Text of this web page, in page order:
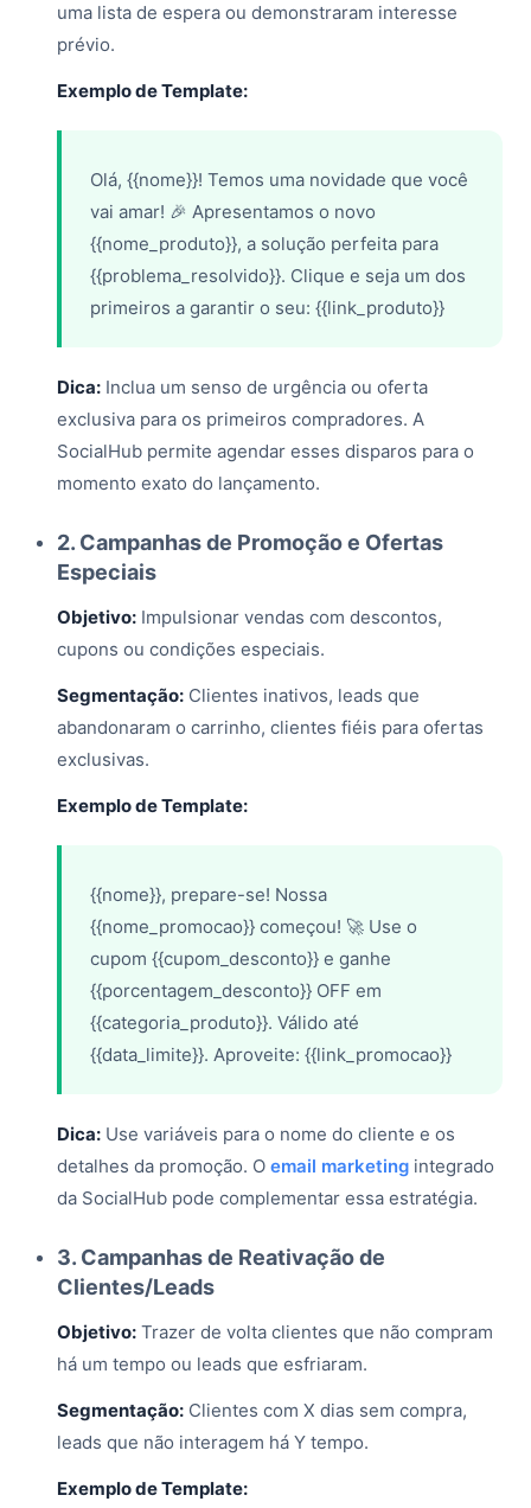
uma lista de espera ou demonstraram interesse
prévio.
Exemplo de Template:
Olá, {{nome}}! Temos uma novidade que você
vai amar! 🎉 Apresentamos o novo
{{nome_produto}}, a solução perfeita para
{{problema_resolvido}}. Clique e seja um dos
primeiros a garantir o seu: {{link_produto}}
Dica: Inclua um senso de urgência ou oferta
exclusiva para os primeiros compradores. A
SocialHub permite agendar esses disparos para o
momento exato do lançamento.
2. Campanhas de Promoção e Ofertas
Especiais
Objetivo: Impulsionar vendas com descontos,
cupons ou condições especiais.
Segmentação: Clientes inativos, leads que
abandonaram o carrinho, clientes fiéis para ofertas
exclusivas.
Exemplo de Template:
{{nome}}, prepare-se! Nossa
{{nome_promocao}} começou! 🚀 Use o
cupom {{cupom_desconto}} e ganhe
{{porcentagem_desconto}} OFF em
{{categoria_produto}}. Válido até
{{data_limite}}. Aproveite: {{link_promocao}}
Dica: Use variáveis para o nome do cliente e os
detalhes da promoção. O email marketing integrado
da SocialHub pode complementar essa estratégia.
3. Campanhas de Reativação de
Clientes/Leads
Objetivo: Trazer de volta clientes que não compram
há um tempo ou leads que esfriaram.
Segmentação: Clientes com X dias sem compra,
leads que não interagem há Y tempo.
Exemplo de Template: